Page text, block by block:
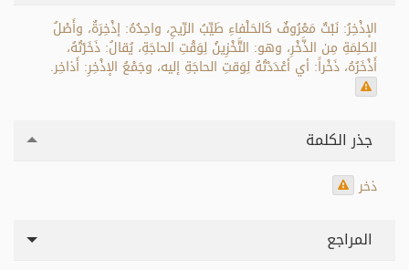
الإذْخِرُ: نَبْتٌ مَعْرُوفٌ كَالحَلْفاءِ طَيِّبُ الرِّيحِ، واحِدُهُ: إذْخِرَةٌ، وأَصْلُ
الكلِمَةِ مِن الذَّخْرِ، وهو: التَّخْزِينُ لِوَقْتِ الحاجَةِ، يُقالُ: ذَخَرْتُهُ،
أَذْخَرُهُ، ذَخْراً: أي أعْدَدْتُهُ لِوَقتِ الحاجَةِ إليه، وجَمْعُ الإذْخِرِ: أَذاخِر.
جذر الكلمة
ذخر
المراجع